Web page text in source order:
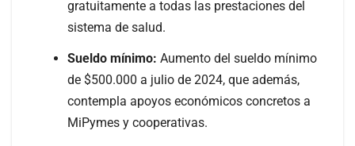
gratuitamente a todas las prestaciones del
sistema de salud.
Sueldo mínimo: Aumento del sueldo mínimo
de $500.000 a julio de 2024, que además,
contempla apoyos económicos concretos a
MiPymes y cooperativas.